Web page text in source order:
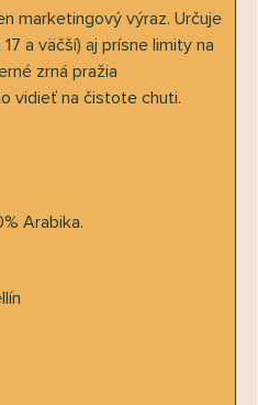
marketingový výraz. Určuje
a väčší) aj prísne limity na
zrná pražia
vidieť na čistote chuti.
Arabika.